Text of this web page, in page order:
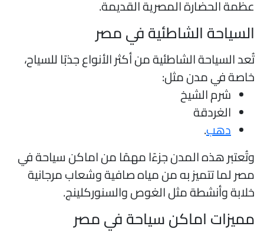
الحضارة المصرية القديمة.
الشاطئية في مصر
السياحة الشاطئية من أكثر الأنواع جذبًا للسياح،
في مدن مثل:
شرم الشيخ
الغردقة
دهب.
هذه المدن جزءًا مهمًا من اماكن سياحة في
لما تتميز به من مياه صافية وشعاب مرجانية
وأنشطة مثل الغوص والسنوركلينج.
اماكن سياحة في مصر